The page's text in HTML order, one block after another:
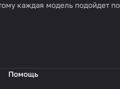
каждая модель подойдет
Помощь